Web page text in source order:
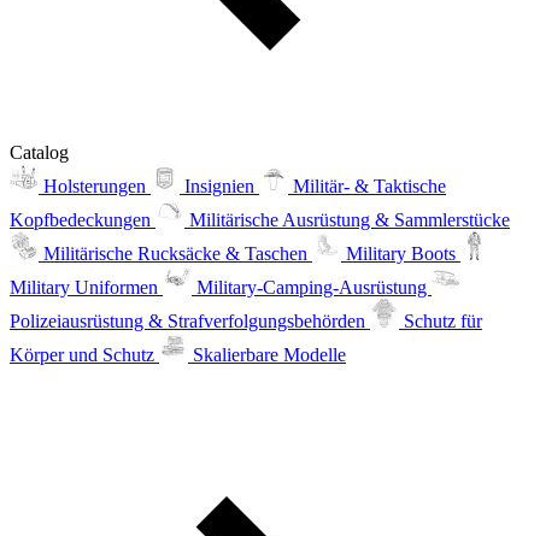
Catalog
Holsterungen
Insignien
Militär- & Taktische
Kopfbedeckungen
Militärische Ausrüstung & Sammlerstücke
Militärische Rucksäcke & Taschen
Military Boots
Military Uniformen
Military-Camping-Ausrüstung
Polizeiausrüstung & Strafverfolgungsbehörden
Schutz für
Körper und Schutz
Skalierbare Modelle